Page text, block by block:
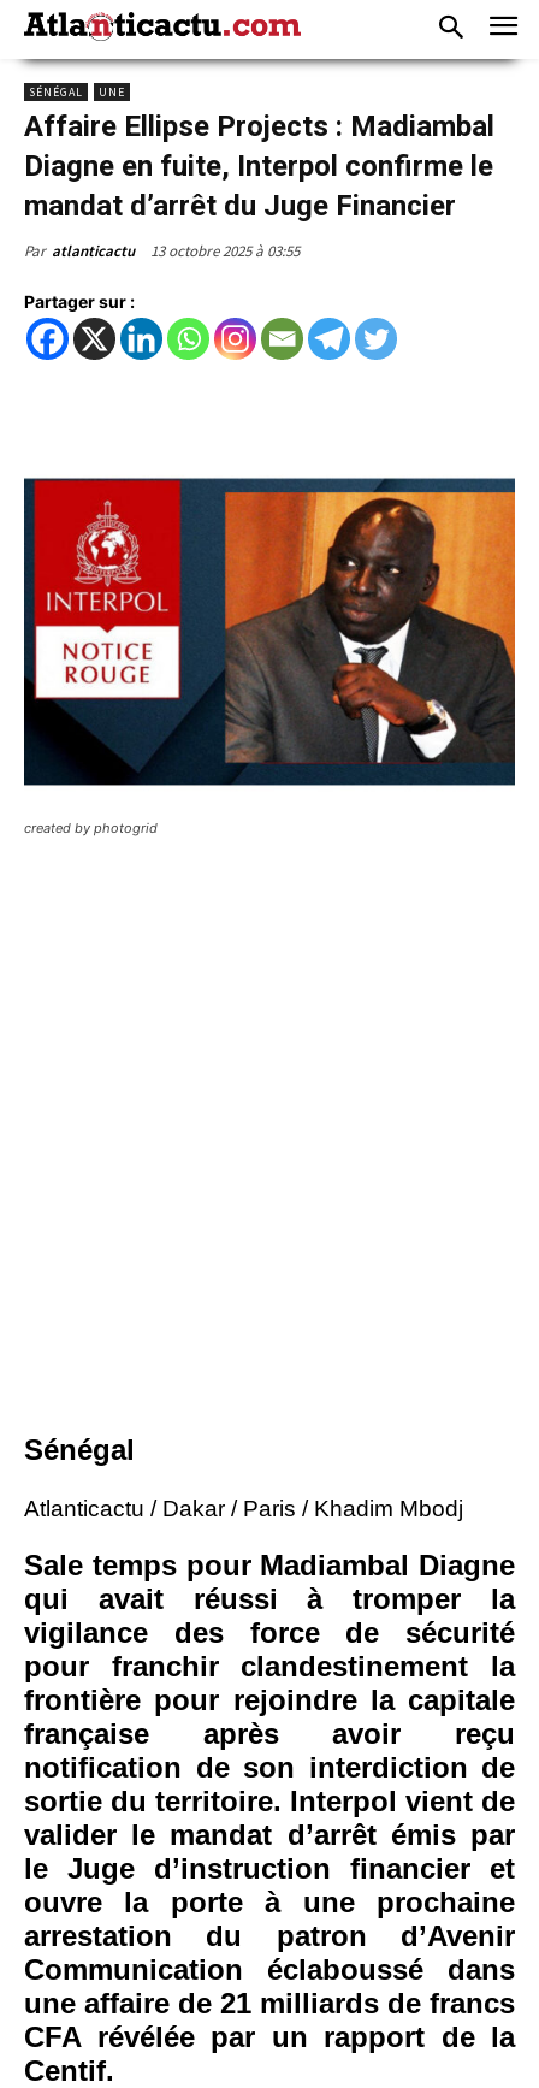
SÉNÉGAL UNE
Affaire Ellipse Projects : Madiambal
Diagne en fuite, Interpol confirme le
mandat d’arrêt du Juge Financier
Par atlanticactu 13 octobre 2025 à 03:55
Partager sur :
created by photogrid
Sénégal
Atlanticactu / Dakar / Paris / Khadim Mbodj
Sale temps pour Madiambal Diagne
qui avait réussi à tromper la
vigilance des force de sécurité
pour franchir clandestinement la
frontière pour rejoindre la capitale
française après avoir reçu
notification de son interdiction de
sortie du territoire. Interpol vient de
valider le mandat d’arrêt émis par
le Juge d’instruction financier et
ouvre la porte à une prochaine
arrestation du patron d’Avenir
Communication éclaboussé dans
une affaire de 21 milliards de francs
CFA révélée par un rapport de la
Centif.